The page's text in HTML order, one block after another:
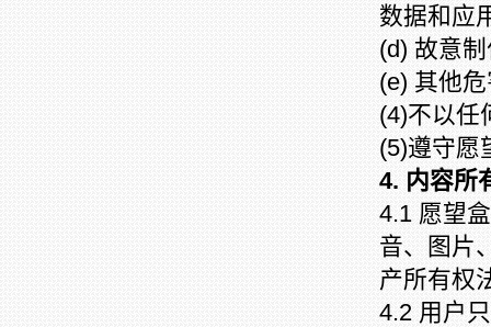
数据和应
(d) 故意
(e) 其他
(4)不以任
(5)遵守愿
4. 内容所
4.1 愿望
音、图片
产所有权
4.2 用户